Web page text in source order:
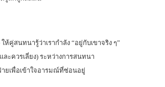
ห้คู่สนทนารู้ว่าเรากำลัง “อยู่กับเขาจริง ๆ”
ะควรเลี่ยง) ระหว่างการสนทนา
ยเพื่อเข้าใจอารมณ์ที่ซ่อนอยู่